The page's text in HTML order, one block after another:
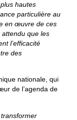
hautes
particulière au
en œuvre de ces
que les
l’efficacité
des
nationale, qui
de l’agenda de